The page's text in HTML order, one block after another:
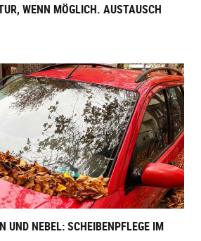
WENN MÖGLICH. AUSTAUSCH
UND NEBEL: SCHEIBENPFLEGE IM